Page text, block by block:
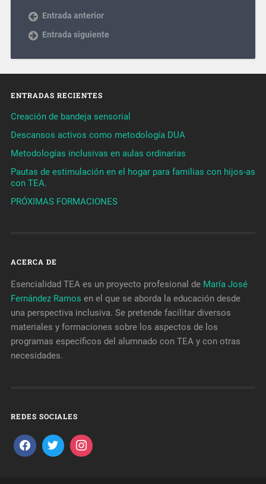
Entrada anterior
Entrada siguiente
ENTRADAS RECIENTES
Creación de bandeja sensorial
Descansos activos como metodología DUA
Metodologías inclusivas en aulas ordinarias
Pautas de estimulación en el hogar para familias con hijos-as
con TEA.
PRÓXIMAS FORMACIONES
ACERCA DE
Esencialidad TEA es un proyecto profesional de María José
Fernández Ramos en el que se aborda la educación desde
una perspectiva inclusiva. Se pretende facilitar diversos
materiales y formaciones sobre los aspectos de los
programas específicos del alumnado con TEA y con otras
necesidades.
REDES SOCIALES